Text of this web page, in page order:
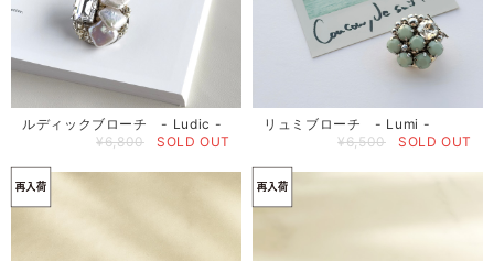
ルディックブローチ - Ludic -
¥6,800
SOLD OUT
リュミブローチ - Lumi -
¥6,500
SOLD OUT